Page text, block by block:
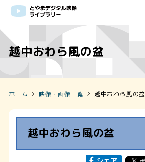
越中おわら風の盆
ホーム 映像・画像一覧 越中おわら風の盆
越中おわら風の盆